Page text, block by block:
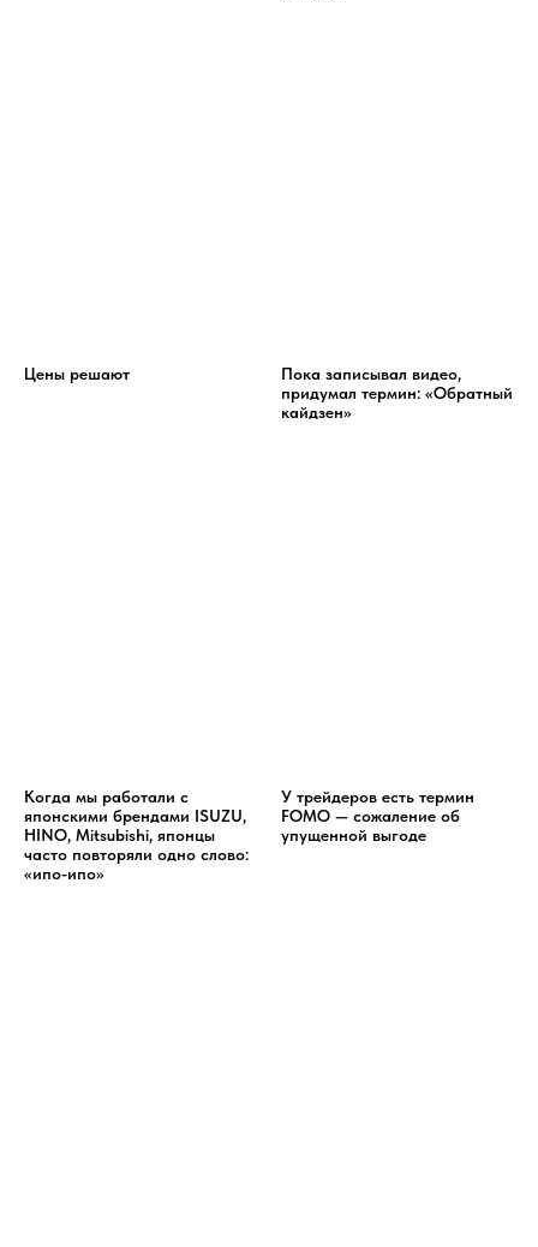
Цены решают
Пока записывал видео,
придумал термин: «Обратный
кайдзен»
Когда мы работали с
японскими брендами ISUZU,
HINO, Mitsubishi, японцы
часто повторяли одно слово:
«ипо-ипо»
У трейдеров есть термин
FOMO — сожаление об
упущенной выгоде